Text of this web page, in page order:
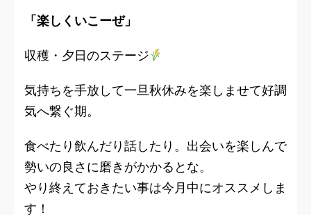
「楽しくいこーぜ」
収穫・夕日のステージ
気持ちを手放して一旦秋休みを楽しませて好調
気へ繋ぐ期。
食べたり飲んだり話したり。出会いを楽しんで
勢いの良さに磨きがかかるとな。
やり終えておきたい事は今月中にオススメしま
す！